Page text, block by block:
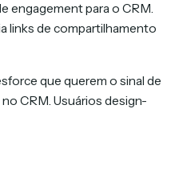
engagement para o CRM.
links de compartilhamento
que querem o sinal de
CRM. Usuários design-